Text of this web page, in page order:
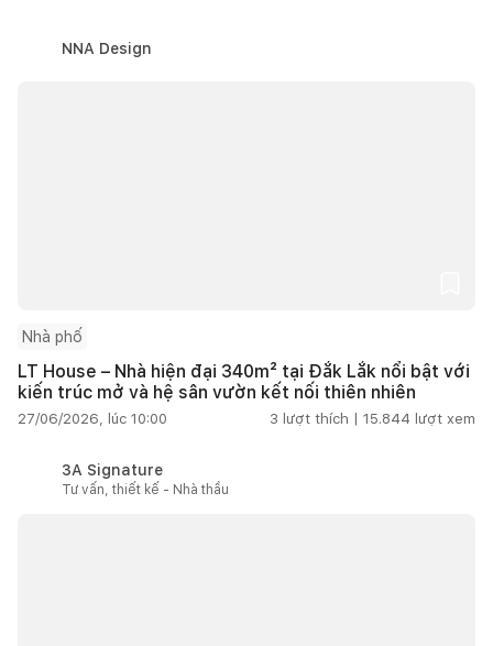
NNA Design
Nhà phố
LT House – Nhà hiện đại 340m² tại Đắk Lắk nổi bật với
kiến trúc mở và hệ sân vườn kết nối thiên nhiên
27/06/2026, lúc 10:00 3 lượt thích | 15.844 lượt xem
3A Signature
Tư vấn, thiết kế - Nhà thầu